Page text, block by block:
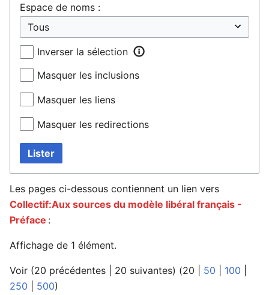
Espace de noms :
Inverser la sélection
Masquer les inclusions
Masquer les liens
Masquer les redirections
Lister
Les pages ci-dessous contiennent un lien vers
Collectif:Aux sources du modèle libéral français -
Préface :
Affichage de 1 élément.
Voir (20 précédentes 20 suivantes) (20 50 100
250
500)